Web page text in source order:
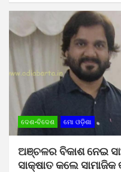
ଦେଶ-ବିଦେଶ ମୋ ଓଡ଼ିଶା
ଅଞ୍ଚଳର ବିକାଶ ନେଇ
ସାକ୍ଷାତ କଲେ ସାମାଜିକ